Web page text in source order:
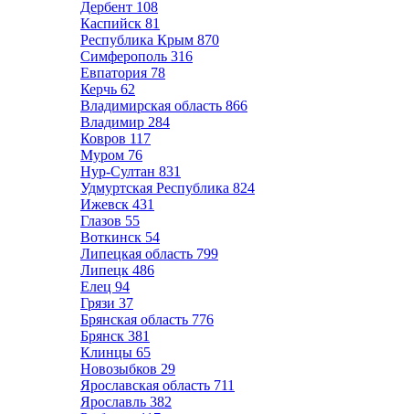
Дербент 108
Каспийск 81
Республика Крым 870
Симферополь 316
Евпатория 78
Керчь 62
Владимирская область 866
Владимир 284
Ковров 117
Муром 76
Нур-Султан 831
Удмуртская Республика 824
Ижевск 431
Глазов 55
Воткинск 54
Липецкая область 799
Липецк 486
Елец 94
Грязи 37
Брянская область 776
Брянск 381
Клинцы 65
Новозыбков 29
Ярославская область 711
Ярославль 382